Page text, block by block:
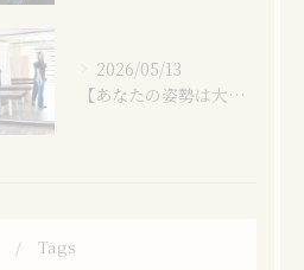
2026/05/13
【あなたの姿勢は大丈夫？】姿勢悪化による身体の様々な悪影響｜岐阜市鏡島精華にある西岐阜ヒカリノ接骨院・整体院
Tags